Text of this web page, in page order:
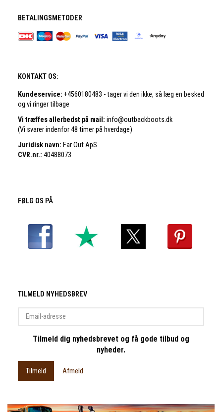
BETALINGSMETODER
KONTAKT OS:
Kundeservice: +4560180483 - tager vi den ikke, så læg en besked
og vi ringer tilbage
Vi træffes allerbedst på mail: info@outbackboots.dk
(Vi svarer indenfor 48 timer på hverdage)
Juridisk navn: Far Out ApS
CVR.nr.: 40488073
FØLG OS PÅ
TILMELD NYHEDSBREV
Email-
adresse
Tilmeld dig nyhedsbrevet og få gode tilbud og
nyheder.
Tilmeld Afmeld